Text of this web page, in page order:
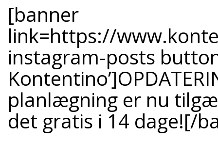
[banner
link=https://
instagram-posts
planlægning er nu
det gratis i 14 dage![/